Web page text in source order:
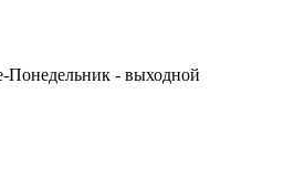
Понедельник - выходной